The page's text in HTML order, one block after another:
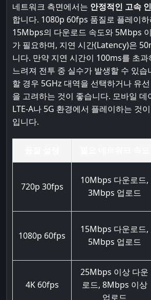
네트워크 측면에서는 안정적인 고속
합니다. 1080p 60fps 품질로 플레이
15Mbps의 다운로드 속도와 5Mbps
가 필요하며, 지연 시간(Latency)은
니다. 만약 지연 시간이 100ms를 초과
느려져 전투 중 실수가 발생할 수 있습
할 경우 5GHz 대역을 선택하거나 유
을 고려하는 것이 좋습니다. 모바일 데
LTE-A나 5G 환경에서 플레이하는 것
입니다.
720p 30fps
10Mbps 다운로드,
3Mbps 업로드
1080p 60fps
15Mbps 다운로드,
5Mbps 업로드
4K 60fps
25Mbps 이상 다운
로드, 8Mbps 이상
업로드